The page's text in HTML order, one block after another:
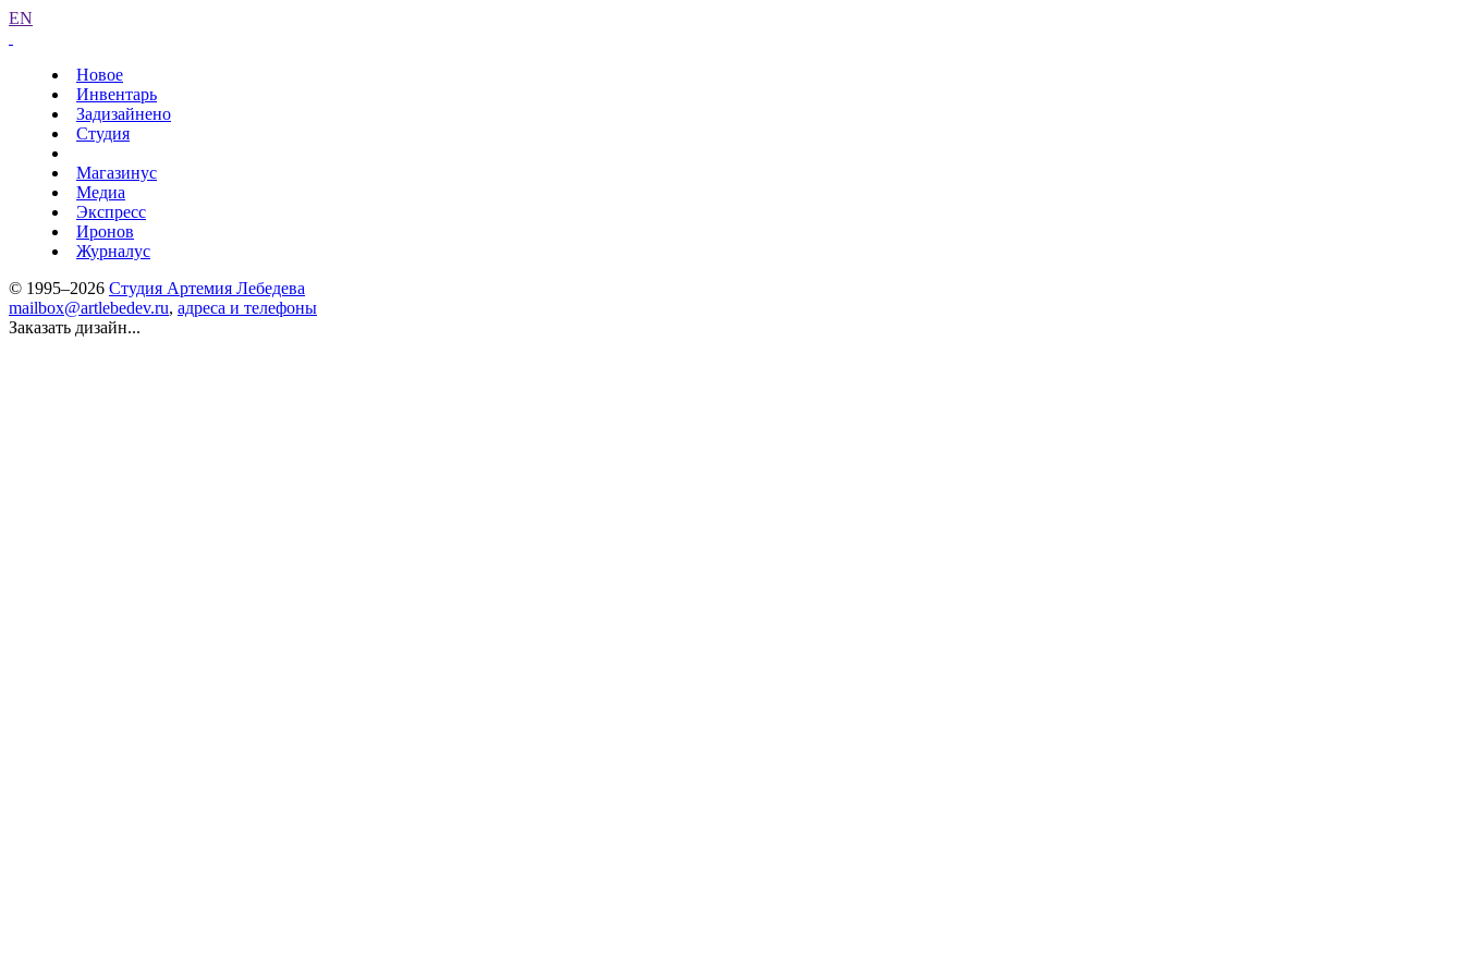
EN
Новое
Инвентарь
Задизайнено
Студия
Магазинус
Медиа
Экспресс
Иронов
Журналус
© 1995–2026 Студия Артемия Лебедева
mailbox@artlebedev.ru, адреса и телефоны
Заказать дизайн...